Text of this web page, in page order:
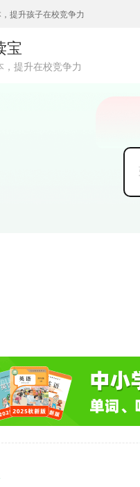
提升孩子在校竞争力
宝
，提升在校竞争力